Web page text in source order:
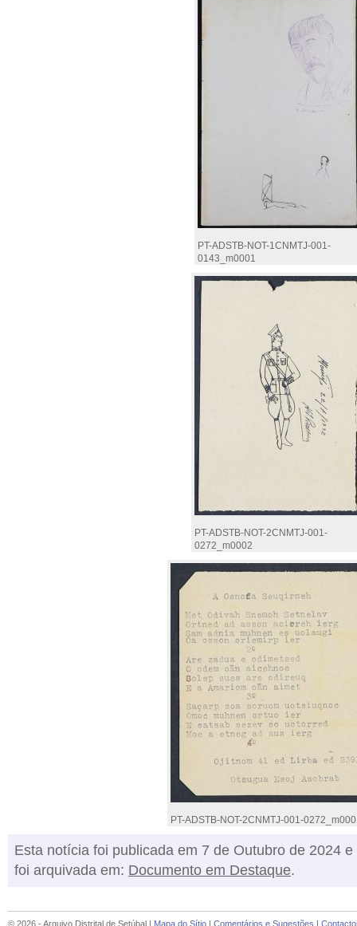
PT-ADSTB-NOT-1CNMTJ-001-
0143_m0001
PT-ADSTB-NOT-2CNMTJ-001-
0272_m0002
PT-ADSTB-NOT-2CNMTJ-001-
Esta notícia foi publicada em 7 de Outubro de 2024 e
foi arquivada em: Documento em Destaque.
© 2026 - Arquivo Distrital de Setúbal | Mapa do Sítio | Comentários e Sugestões |